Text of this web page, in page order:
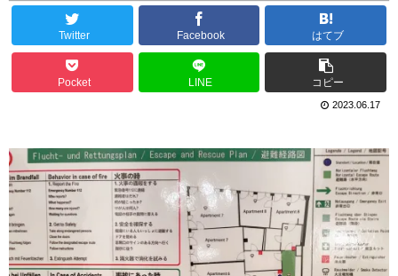
Twitter Facebook はてブ
Pocket LINE コピー
2023.06.17